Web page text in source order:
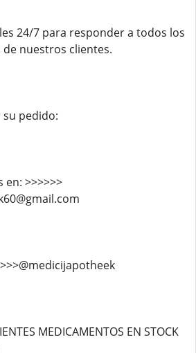
24/7 para responder a todos los
nuestros clientes.
su pedido:
>>>>>>
MEDICAMENTOS EN STOCK